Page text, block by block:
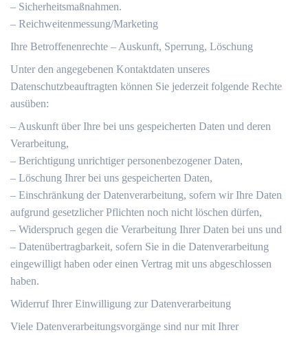
– Sicherheitsmaßnahmen.
– Reichweitenmessung/Marketing
Ihre Betroffenenrechte – Auskunft, Sperrung, Löschung
Unter den angegebenen Kontaktdaten unseres
Datenschutzbeauftragten können Sie jederzeit folgende Rechte
ausüben:
– Auskunft über Ihre bei uns gespeicherten Daten und deren
Verarbeitung,
– Berichtigung unrichtiger personenbezogener Daten,
– Löschung Ihrer bei uns gespeicherten Daten,
– Einschränkung der Datenverarbeitung, sofern wir Ihre Daten
aufgrund gesetzlicher Pflichten noch nicht löschen dürfen,
– Widerspruch gegen die Verarbeitung Ihrer Daten bei uns und
– Datenübertragbarkeit, sofern Sie in die Datenverarbeitung
eingewilligt haben oder einen Vertrag mit uns abgeschlossen
haben.
Widerruf Ihrer Einwilligung zur Datenverarbeitung
Viele Datenverarbeitungsvorgänge sind nur mit Ihrer